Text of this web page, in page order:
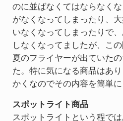
のに並ばなくてはならなく
がなくなってしまったり、
いなくなってしまったりで
しなくなってましたが、こ
夏のフライヤーが出ていた
た。特に気になる商品はあ
かくなのでその内容を簡単に
スポットライト商品
スポットライトという程では